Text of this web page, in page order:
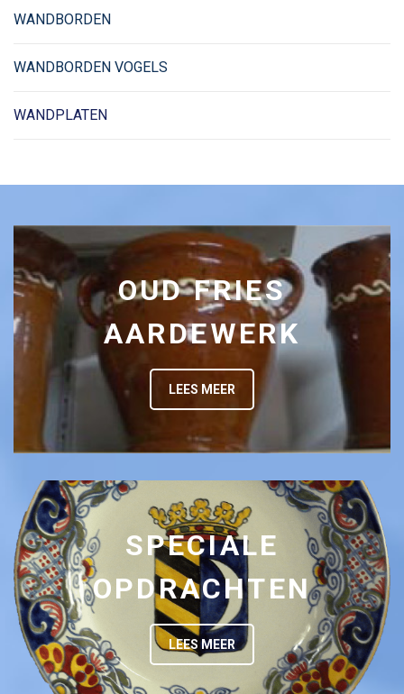
WANDBORDEN
WANDBORDEN VOGELS
WANDPLATEN
OUD FRIES
AARDEWERK
LEES MEER
SPECIALE
OPDRACHTEN
LEES MEER